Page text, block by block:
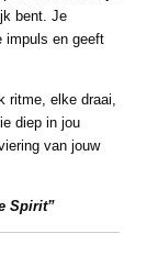
bent. Je
impuls en geeft
ritme, elke draai,
diep in jou
van jouw
Spirit”